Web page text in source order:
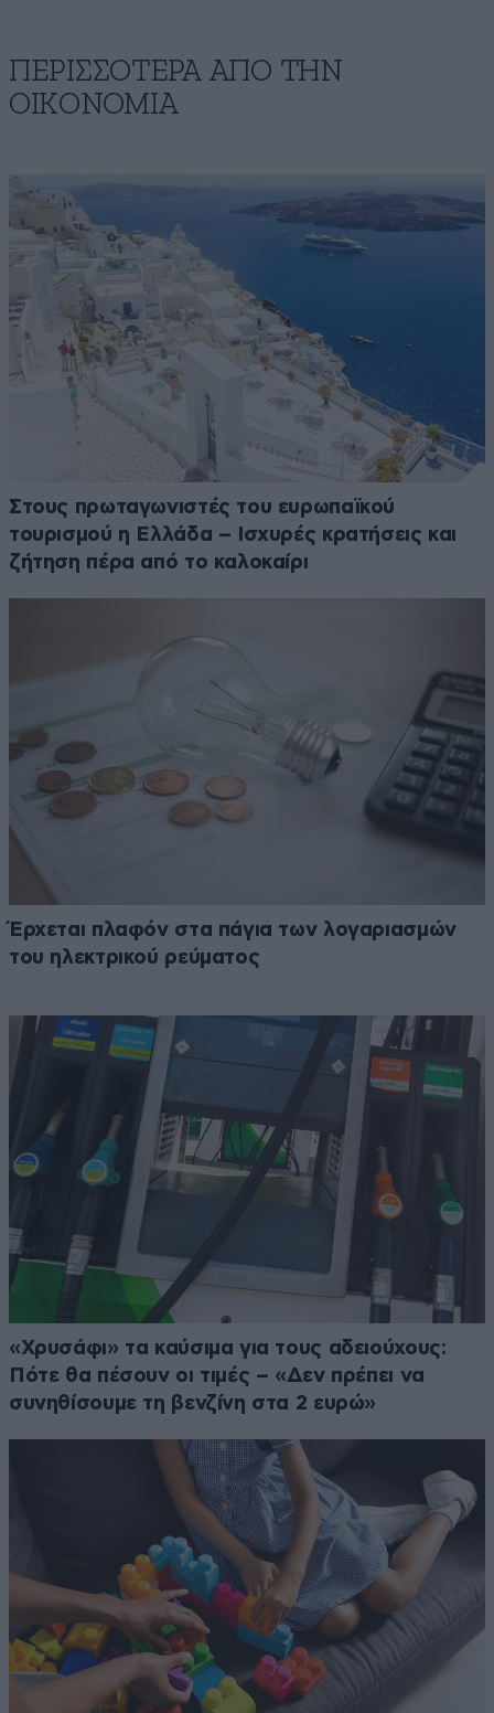
ΠΕΡΙΣΣΟΤΕΡΑ ΑΠΟ ΤΗΝ
ΟΙΚΟΝΟΜΙΑ
Στους πρωταγωνιστές του ευρωπαϊκού
τουρισμού η Ελλάδα – Ισχυρές κρατήσεις και
ζήτηση πέρα από το καλοκαίρι
Έρχεται πλαφόν στα πάγια των λογαριασμών
του ηλεκτρικού ρεύματος
«Χρυσάφι» τα καύσιμα για τους αδειούχους:
Πότε θα πέσουν οι τιμές – «Δεν πρέπει να
συνηθίσουμε τη βενζίνη στα 2 ευρώ»